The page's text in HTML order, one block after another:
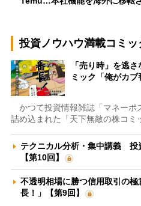
投資ノウハウ満載コミッ
「売り時」を逃
ミック「俺がカブ
かつて投資情報雑誌「マネーポ
詰め込まれた「天下無敵の株コミ
テクニカル分析・集中講義 投
【第10回】
不透明相場に勝つ信用取引の
長！」【第9回】